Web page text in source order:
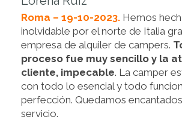
Roma – 19-10-2023. Hemos
inolvidable por el norte de Italia
empresa de alquiler de campers.
proceso fue muy sencillo y la
cliente, impecable. La camper
con todo lo esencial y todo
perfección. Quedamos
servicio.